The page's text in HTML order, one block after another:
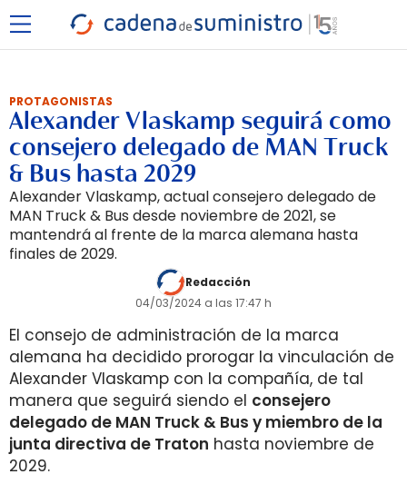
PROTAGONISTAS
Alexander Vlaskamp seguirá como
consejero delegado de MAN Truck
& Bus hasta 2029
Alexander Vlaskamp, actual consejero delegado de
MAN Truck & Bus desde noviembre de 2021, se
mantendrá al frente de la marca alemana hasta
finales de 2029.
Redacción
04/03/2024 a las 17:47 h
El consejo de administración de la marca
alemana ha decidido prorogar la vinculación de
Alexander Vlaskamp con la compañía, de tal
manera que seguirá siendo el consejero
delegado de MAN Truck & Bus y miembro de la
junta directiva de Traton hasta noviembre de
2029.